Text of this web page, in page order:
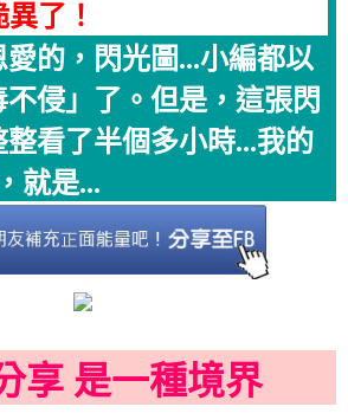
了！
的，閃光圖...小編都以
侵」了。但是，這張閃
看了半個多小時...我的
就是...
享 是一種境界